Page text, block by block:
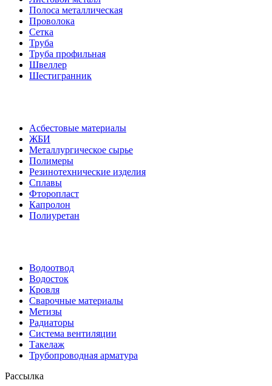
Полоса металлическая
Проволока
Сетка
Труба
Труба профильная
Швеллер
Шестигранник
Асбестовые материалы
ЖБИ
Металлургическое сырье
Полимеры
Резинотехнические изделия
Сплавы
Фторопласт
Капролон
Полиуретан
Водоотвод
Водосток
Кровля
Сварочные материалы
Метизы
Радиаторы
Система вентиляции
Такелаж
Трубопроводная арматура
Рассылка